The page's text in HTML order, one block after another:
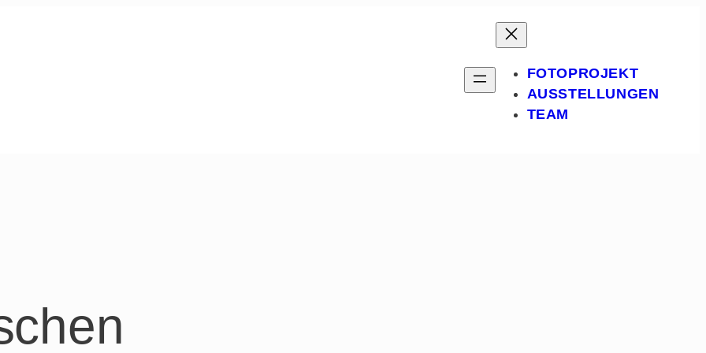
FOTOPROJEKT
AUSSTELLUNGEN
TEAM